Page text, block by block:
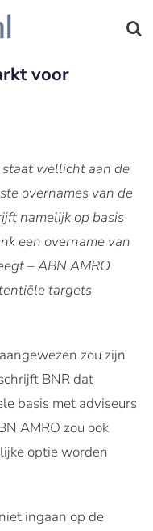
voor
wellicht aan de
overnames van de
namelijk op basis
een overname van
– ABN AMRO
targets
zou zijn
BNR dat
basis met adviseurs
AMRO zou ook
optie worden
ingaan op de